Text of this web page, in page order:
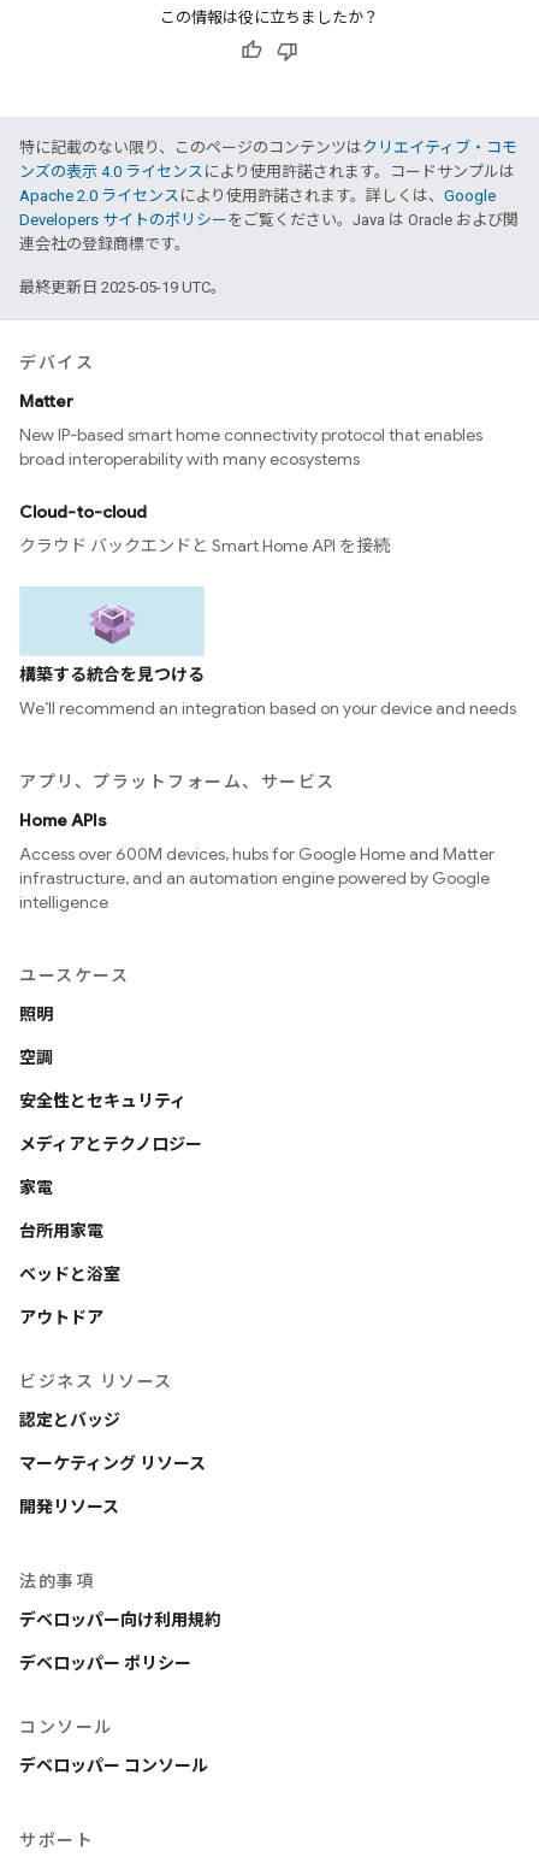
この情報は役に立ちましたか？
特に記載のない限り、このページのコンテンツはクリエイティブ・コモ
ンズの表示 4.0 ライセンス により使用許諾されます。コードサンプルは
Apache 2.0 ライセンス により使用許諾されます。詳しくは、 Google
Developers サイトのポリシー をご覧ください。Java は Oracle および関
連会社の登録商標です。
最終更新日 2025-05-19 UTC。
デバイス
Matter
New IP-based smart home connectivity protocol that enables
broad interoperability with many ecosystems
Cloud-to-cloud
クラウド バックエンドと Smart Home API を接続
構築する統合を見つける
We’ll recommend an integration based on your device and needs
アプリ、プラットフォーム、サービス
Home APIs
Access over 600M devices, hubs for Google Home and Matter
infrastructure, and an automation engine powered by Google
intelligence
ユースケース
照明
空調
安全性とセキュリティ
メディアとテクノロジー
家電
台所用家電
ベッドと浴室
アウトドア
ビジネス リソース
認定とバッジ
マーケティング リソース
開発リソース
法的事項
デベロッパー向け利用規約
デベロッパー ポリシー
コンソール
デベロッパー コンソール
サポート